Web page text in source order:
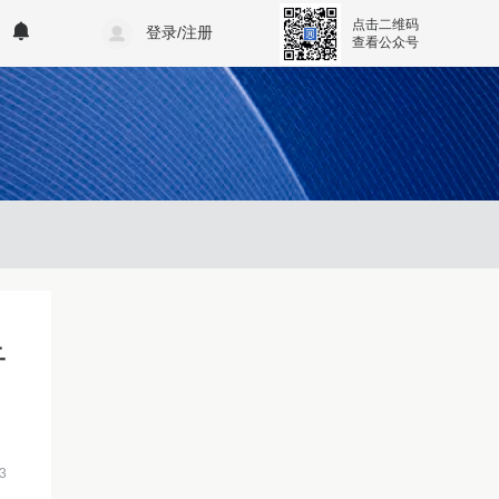
登录/注册
点击二维码
查看公众号